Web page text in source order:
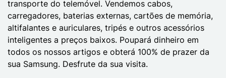
transporte do telemóvel. Vendemos cabos,
carregadores, baterias externas, cartões de memória,
altifalantes e auriculares, tripés e outros acessórios
inteligentes a preços baixos. Poupará dinheiro em
todos os nossos artigos e obterá 100% de prazer da
sua Samsung. Desfrute da sua visita.